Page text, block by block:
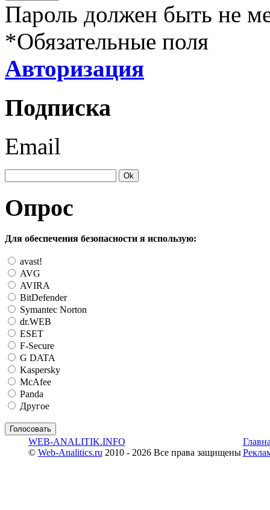
Пароль должен быть не
*Обязательные поля
Авторизация
Подписка
Email
Опрос
Для обеспечения безопасности я использую:
avast!
AVG
AVIRA
BitDefender
Symantec Norton
dr.WEB
ESET
F-Secure
G DATA
Kaspersky
McAfee
Panda
Другое
WEB-ANALITIK.INFO
© Web-Analitics.ru 2010 - 2026 Все права защищены